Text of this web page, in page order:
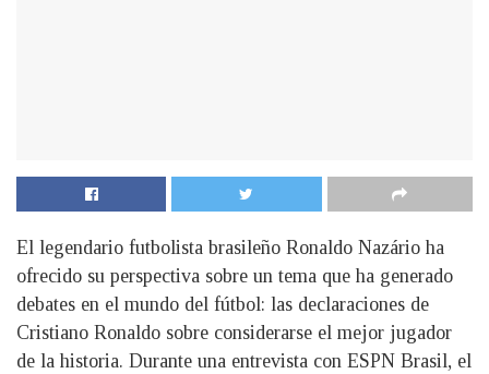
El legendario futbolista brasileño Ronaldo Nazário ha
ofrecido su perspectiva sobre un tema que ha generado
debates en el mundo del fútbol: las declaraciones de
Cristiano Ronaldo sobre considerarse el mejor jugador
de la historia. Durante una entrevista con ESPN Brasil, el